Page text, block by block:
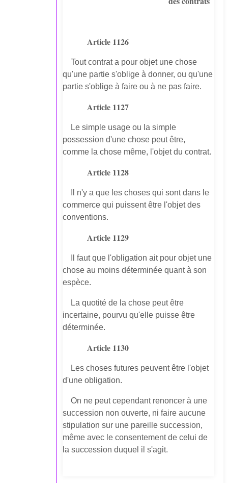
Article 1126
Tout contrat a pour objet une chose
qu'une partie s'oblige à donner, ou qu'une
partie s'oblige à faire ou à ne pas faire.
Article 1127
Le simple usage ou la simple
possession d'une chose peut être,
comme la chose même, l'objet du contrat.
Article 1128
Il n'y a que les choses qui sont dans le
commerce qui puissent être l'objet des
conventions.
Article 1129
Il faut que l'obligation ait pour objet une
chose au moins déterminée quant à son
espèce.
La quotité de la chose peut être
incertaine, pourvu qu'elle puisse être
déterminée.
Article 1130
Les choses futures peuvent être l'objet
d'une obligation.
On ne peut cependant renoncer à une
succession non ouverte, ni faire aucune
stipulation sur une pareille succession,
même avec le consentement de celui de
la succession duquel il s'agit.